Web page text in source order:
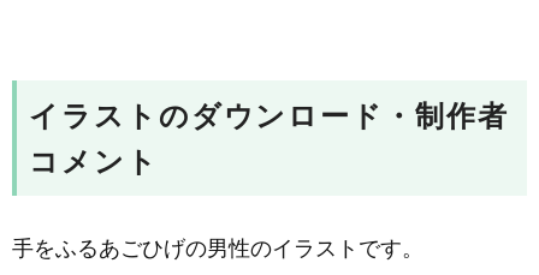
イラストのダウンロード・制作者
コメント
手をふるあごひげの男性のイラストです。